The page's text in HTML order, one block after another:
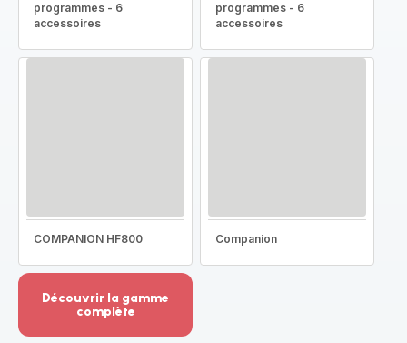
programmes - 6
accessoires
programmes - 6
accessoires
COMPANION HF800 Companion
Découvrir la gamme
complète